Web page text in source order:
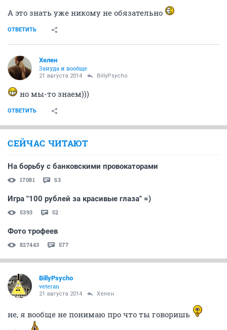
А это знать уже никому не обязательно
ОТВЕТИТЬ
Хелен
Зануда и вообще
21 августа 2014 BillyPsycho
но мы-то знаем)))
ОТВЕТИТЬ
СЕЙЧАС ЧИТАЮТ
На борьбу с банковскими провокаторами
17081 53
Игра "100 рублей за красивые глаза" =)
5393 52
Фото трофеев
827443 577
BillyPsycho
veteran
21 августа 2014 Хелен
не, я вообще не понимаю про что ты говоришь